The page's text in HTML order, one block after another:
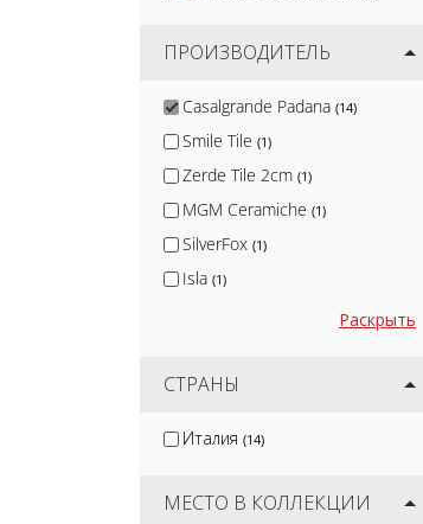
ПРОИЗВОДИТЕЛЬ
Casalgrande Padana (14)
Smile Tile (1)
Zerde Tile 2cm (1)
MGM Ceramiche (1)
SilverFox (1)
Isla (1)
Protiles
Kirovit (2)
Раскрыть
СТРАНЫ
Италия (14)
МЕСТО В КОЛЛЕКЦИИ